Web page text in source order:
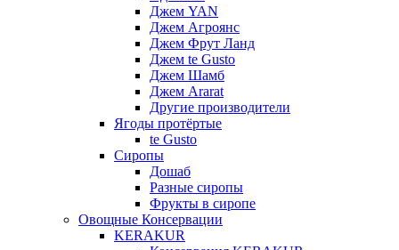
Джем YAN
Джем Агроянс
Джем Фрут Ланд
Джем te Gusto
Джем Шамб
Джем Ararat
Другие производители
Ягоды протёртые
te Gusto
Сиропы
Дошаб
Разные сиропы
Фрукты в сиропе
Овощные Консервации
KERAKUR